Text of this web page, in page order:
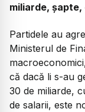
miliarde, șapte,
Partidele au
Ministerul de
că dacă li s-au
30 de miliarde,
de salarii, este